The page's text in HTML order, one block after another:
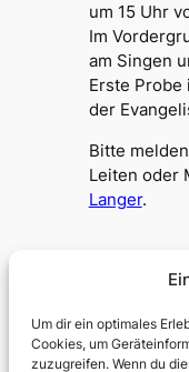
Um dir ein optimales
Cookies, um
zuzugreifen. Wenn du
um 15 Uhr
Im
am Singen
Erste Probe
der
Bitte
Leiten oder
Langer.